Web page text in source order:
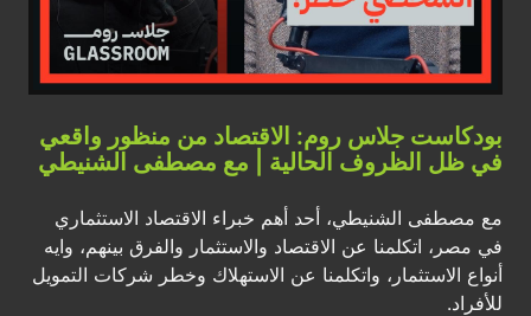
بودكاست جلاس روم: الاقتصاد من منظور واقعي
في ظل الظروف الحالية | مع مصطفى الشنيطي
مع مصطفى الشنيطي، أحد أهم خبراء الاقتصاد الاستثماري
في مصر، اتكلمنا عن الاقتصاد والاستثمار والفرق بينهم، وايه
أنواع الاستثمار، واتكلمنا عن الاستهلاك وخطر شركات التمويل
للأفراد.